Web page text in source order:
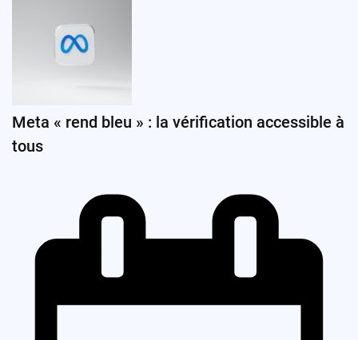
Meta « rend bleu » : la vérification accessible à
tous